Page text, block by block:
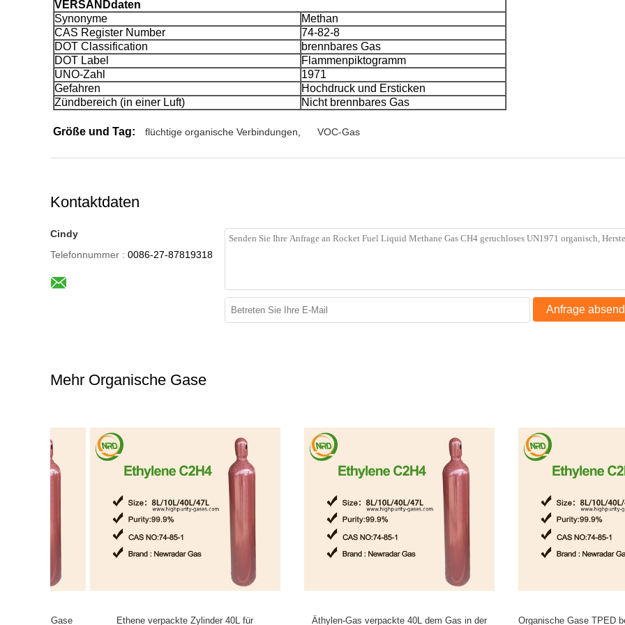
VERSANDdaten
Synonyme
Methan
CAS Register Number
74-82-8
DOT Classification
brennbares Gas
DOT Label
Flammenpiktogramm
UNO-Zahl
1971
Gefahren
Hochdruck und Ersticken
Zündbereich (in einer Luft)
Nicht brennbares Gas
Größe und Tag: flüchtige organische Verbindungen VOC-Gas
Kontaktdaten
Cindy
Telefonnummer : 0086-27-87819318
Anfrage
Mehr Organische Gase
Ethene verpackte Zylinder 40L für Äthylen-Gas verpackte 40L dem Gas in der Organische Gase TPED benutzt